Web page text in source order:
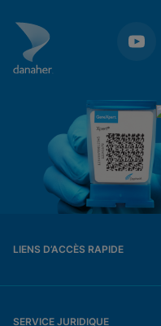
LIENS D’ACCÈS RAPIDE
SERVICE JURIDIQUE